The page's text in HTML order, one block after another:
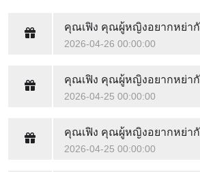
คุ
2026-04-26 00:00:00
คุ
2026-04-25 00:00:00
คุ
2026-04-25 00:00:00